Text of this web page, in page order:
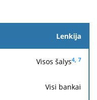
Lenkija
Visos šalys4, 7
Visi bankai